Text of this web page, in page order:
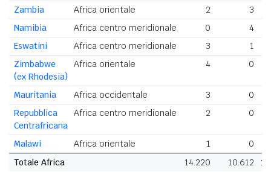
Zambia Africa orientale 2
3
Namibia
Africa centro meridionale 0
4
Eswatini
Africa centro meridionale 3
1
Zimbabwe
(ex Rhodesia)
Africa orientale 4 0
Mauritania Africa occidentale 3
0
Repubblica
Centrafricana
Africa centro meridionale 2 0
Malawi Africa orientale 1
0
Totale Africa
14.220 10.612